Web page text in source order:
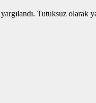
Tutuksuz olarak